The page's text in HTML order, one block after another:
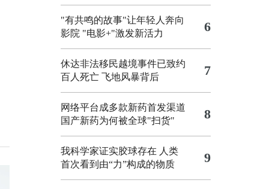
"有共鸣的故事"让年轻人奔向
影院 "电影+"激发新活力 6
休达非法移民越境事件已致约
百人死亡 飞地风暴背后 7
网络平台成多款新药首发渠道
国产新药为何被全球"扫货"
8
我科学家证实胶球存在 人类
首次看到由“力”构成的物质
9